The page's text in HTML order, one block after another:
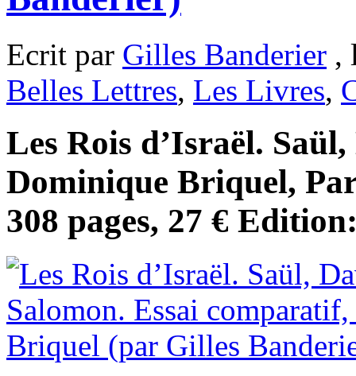
Ecrit par Gilles Banderier ,
Belles Lettres, Les Livres,
Les Rois d’Israël.
Dominique Briquel,
308 pages, 27 €